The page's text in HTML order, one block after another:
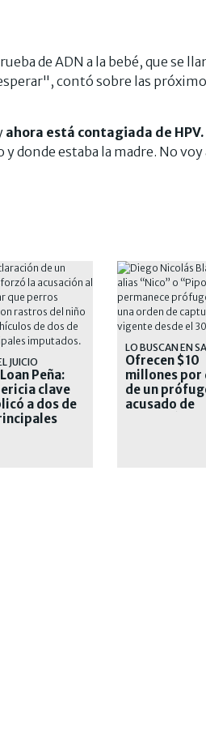
de ADN a la bebé, que se
contó sobre las
ahora está contagiada de HPV.
donde estaba la madre. No voy
JUICIO
Peña:
clave
a dos de
LO BUSCAN EN
Ofrecen $10
millones por
de un
acusado de